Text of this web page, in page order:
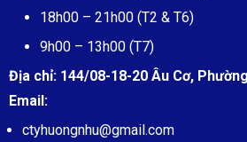
18h00 – 21h00 (T2 & T6)
9h00 – 13h00 (T7)
Địa chỉ: 144/08-18-20 Âu Cơ,
Email:
ctyhuongnhu@gmail.com